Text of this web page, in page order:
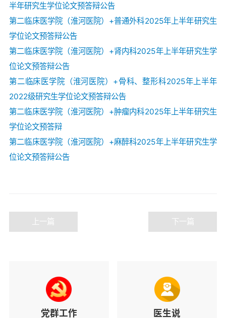
半年研究生学位论文预答辩公告
第二临床医学院（淮河医院）+普通外科2025年上半年研究生
学位论文预答辩公告
第二临床医学院（淮河医院）+肾内科2025年上半年研究生学
位论文预答辩公告
第二临床医学院（淮河医院）+骨科、整形科2025年上半年
2022级研究生学位论文预答辩公告
第二临床医学院（淮河医院）+肿瘤内科2025年上半年研究生
学位论文预答辩
第二临床医学院（淮河医院）+麻醉科2025年上半年研究生学
位论文预答辩公告
上一篇 下一篇
党群工作 医生说